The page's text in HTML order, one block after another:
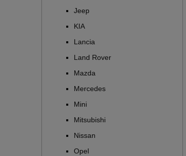
Jeep
KIA
Lancia
Land Rover
Mazda
Mercedes
Mini
Mitsubishi
Nissan
Opel